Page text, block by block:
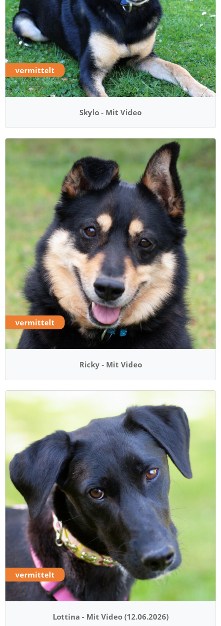
vermittelt
Skylo - Mit Video
vermittelt
Ricky - Mit Video
vermittelt
Lottina - Mit Video (12.06.2026)